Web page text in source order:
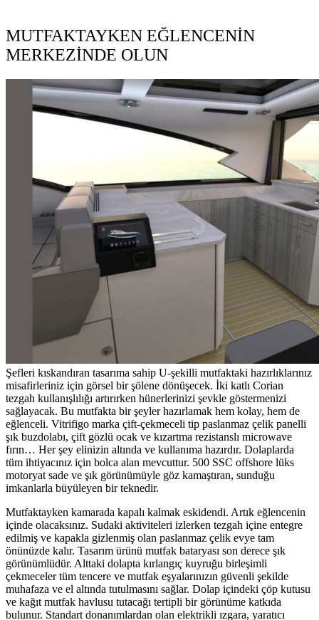
MUTFAKTAYKEN EĞLENCENİN
MERKEZİNDE OLUN
Şefleri kıskandıran tasarıma sahip U-şekilli mutfaktaki hazırlıklarınız
misafirleriniz için görsel bir şölene dönüşecek. İki katlı Corian
tezgah kullanışlılığı artırırken hünerlerinizi şevkle göstermenizi
sağlayacak. Bu mutfakta bir şeyler hazırlamak hem kolay, hem de
eğlenceli. Vitrifigo marka çift-çekmeceli tip paslanmaz çelik panelli
şık buzdolabı, çift gözlü ocak ve kızartma rezistanslı microwave
fırın… Her şey elinizin altında ve kullanıma hazırdır. Dolaplarda
tüm ihtiyacınız için bolca alan mevcuttur. 500 SSC offshore lüks
motoryat sade ve şık görünümüyle göz kamaştıran, sunduğu
imkanlarla büyüleyen bir teknedir.
Mutfaktayken kamarada kapalı kalmak eskidendi. Artık eğlencenin
içinde olacaksınız. Sudaki aktiviteleri izlerken tezgah içine entegre
edilmiş ve kapakla gizlenmiş olan paslanmaz çelik evye tam
önünüzde kalır. Tasarım ürünü mutfak bataryası son derece şık
görünümlüdür. Alttaki dolapta kırlangıç kuyruğu birleşimli
çekmeceler tüm tencere ve mutfak eşyalarınızın güvenli şekilde
muhafaza ve el altında tutulmasını sağlar. Dolap içindeki çöp kutusu
ve kağıt mutfak havlusu tutacağı tertipli bir görünüme katkıda
bulunur. Standart donanımlardan olan elektrikli ızgara, yaratıcı